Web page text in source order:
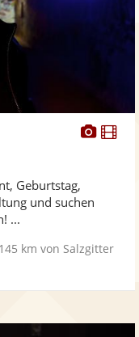
Geburtstag,
und suchen
...
145 km von Salzgitter